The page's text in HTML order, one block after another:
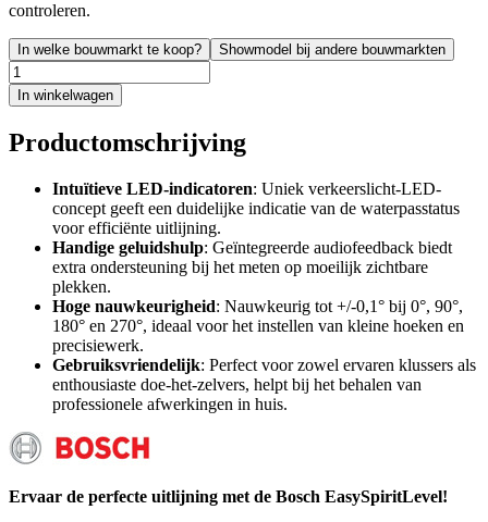
controleren.
In welke bouwmarkt te koop? Showmodel bij andere bouwmarkten
In winkelwagen
Productomschrijving
Intuïtieve LED-indicatoren: Uniek verkeerslicht-LED-
concept geeft een duidelijke indicatie van de waterpasstatus
voor efficiënte uitlijning.
Handige geluidshulp: Geïntegreerde audiofeedback biedt
extra ondersteuning bij het meten op moeilijk zichtbare
plekken.
Hoge nauwkeurigheid: Nauwkeurig tot +/-0,1° bij 0°, 90°,
180° en 270°, ideaal voor het instellen van kleine hoeken en
precisiewerk.
Gebruiksvriendelijk: Perfect voor zowel ervaren klussers als
enthousiaste doe-het-zelvers, helpt bij het behalen van
professionele afwerkingen in huis.
Ervaar de perfecte uitlijning met de Bosch EasySpiritLevel!